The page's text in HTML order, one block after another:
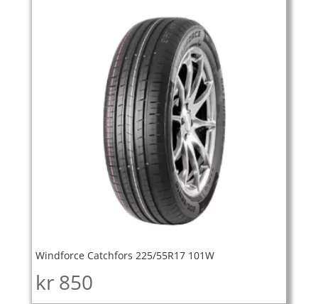
Windforce Catchfors 225/55R17 101W
kr 850